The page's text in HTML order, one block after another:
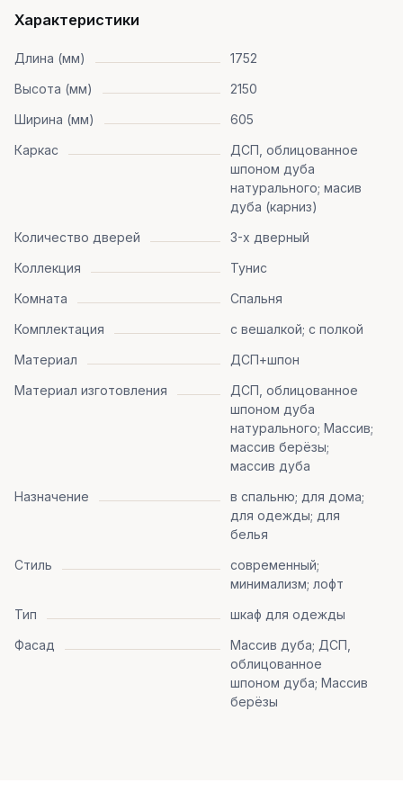
Характеристики
Длина (мм)
1752
Высота (мм)
2150
Ширина (мм)
605
Каркас
ДСП, облицованное
шпоном дуба
натурального; масив
дуба (карниз)
Количество дверей
3-х дверный
Коллекция
Тунис
Комната
Спальня
Комплектация
с вешалкой; с полкой
Материал
ДСП+шпон
Материал изготовления
ДСП, облицованное
шпоном дуба
натурального; Массив;
массив берёзы;
массив дуба
Назначение
в спальню; для дома;
для одежды; для
белья
Стиль
современный;
минимализм; лофт
Тип
шкаф для одежды
Фасад
Массив дуба; ДСП,
облицованное
шпоном дуба; Массив
берёзы